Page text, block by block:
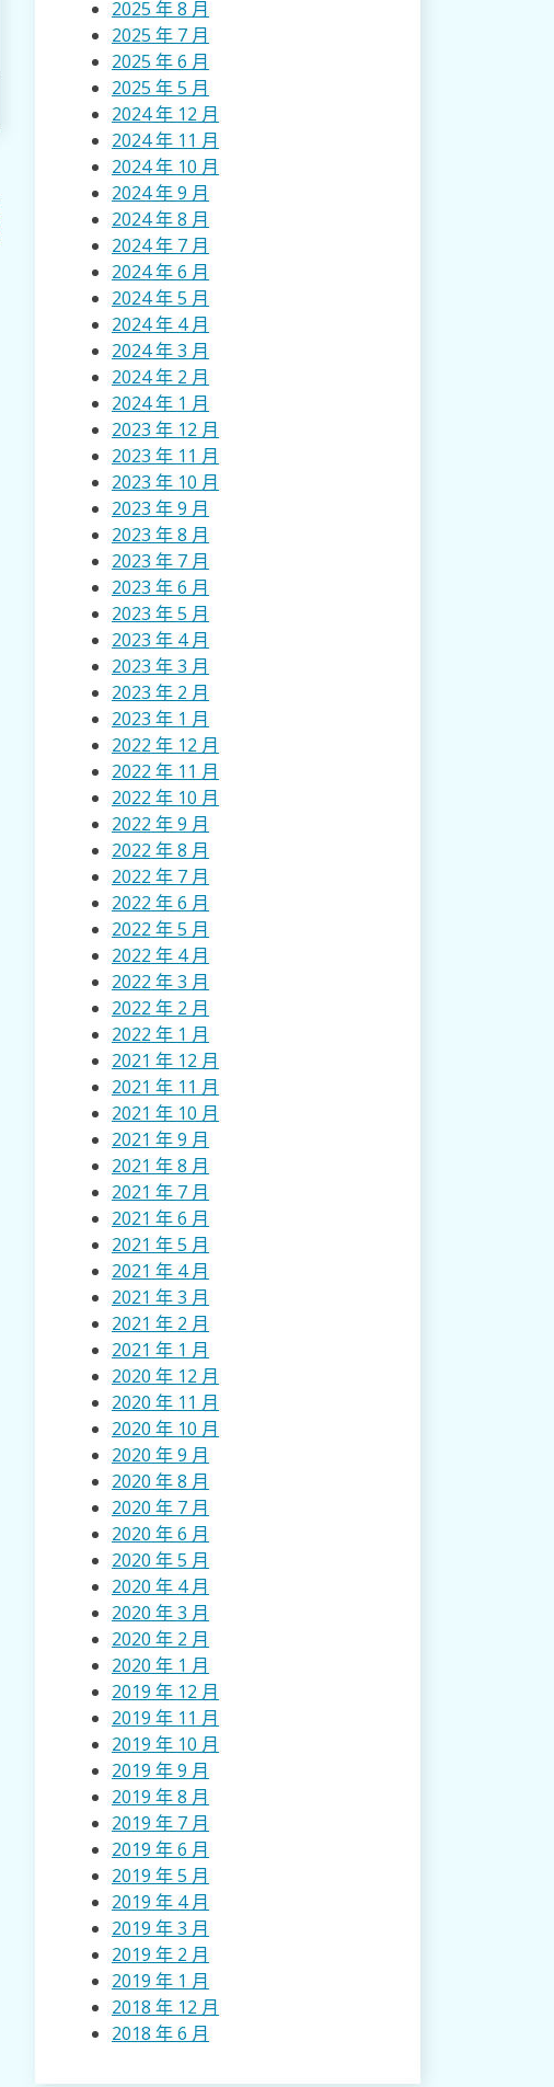
2025 年 8 月
2025 年 7 月
2025 年 6 月
2025 年 5 月
2024 年 12 月
2024 年 11 月
2024 年 10 月
2024 年 9 月
2024 年 8 月
2024 年 7 月
2024 年 6 月
2024 年 5 月
2024 年 4 月
2024 年 3 月
2024 年 2 月
2024 年 1 月
2023 年 12 月
2023 年 11 月
2023 年 10 月
2023 年 9 月
2023 年 8 月
2023 年 7 月
2023 年 6 月
2023 年 5 月
2023 年 4 月
2023 年 3 月
2023 年 2 月
2023 年 1 月
2022 年 12 月
2022 年 11 月
2022 年 10 月
2022 年 9 月
2022 年 8 月
2022 年 7 月
2022 年 6 月
2022 年 5 月
2022 年 4 月
2022 年 3 月
2022 年 2 月
2022 年 1 月
2021 年 12 月
2021 年 11 月
2021 年 10 月
2021 年 9 月
2021 年 8 月
2021 年 7 月
2021 年 6 月
2021 年 5 月
2021 年 4 月
2021 年 3 月
2021 年 2 月
2021 年 1 月
2020 年 12 月
2020 年 11 月
2020 年 10 月
2020 年 9 月
2020 年 8 月
2020 年 7 月
2020 年 6 月
2020 年 5 月
2020 年 4 月
2020 年 3 月
2020 年 2 月
2020 年 1 月
2019 年 12 月
2019 年 11 月
2019 年 10 月
2019 年 9 月
2019 年 8 月
2019 年 7 月
2019 年 6 月
2019 年 5 月
2019 年 4 月
2019 年 3 月
2019 年 2 月
2019 年 1 月
2018 年 12 月
2018 年 6 月